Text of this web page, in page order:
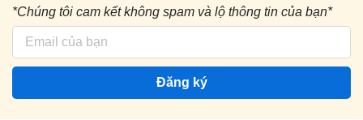
*Chúng tôi cam kết không spam và lộ thông tin của bạn*
Đăng ký